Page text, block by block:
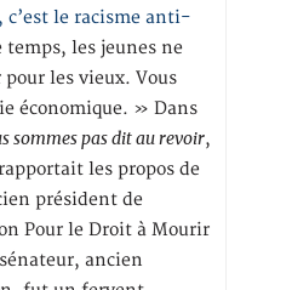
c’est le racisme anti-
temps, les jeunes ne
les vieux. Vous
économique. » Dans
sommes pas dit au revoir,
les propos de
président de
Pour le Droit à Mourir
ancien